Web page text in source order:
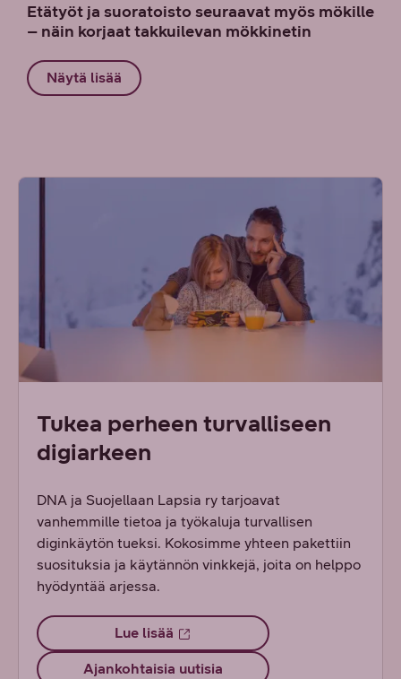
Etätyöt ja suoratoisto seuraavat myös mökille
– näin korjaat takkuilevan mökkinetin
Näytä lisää
Tukea perheen turvalliseen
digiarkeen
DNA ja Suojellaan Lapsia ry tarjoavat
vanhemmille tietoa ja työkaluja turvallisen
diginkäytön tueksi. Kokosimme yhteen pakettiin
suosituksia ja käytännön vinkkejä, joita on helppo
hyödyntää arjessa.
Lue lisää
Ajankohtaisia uutisia